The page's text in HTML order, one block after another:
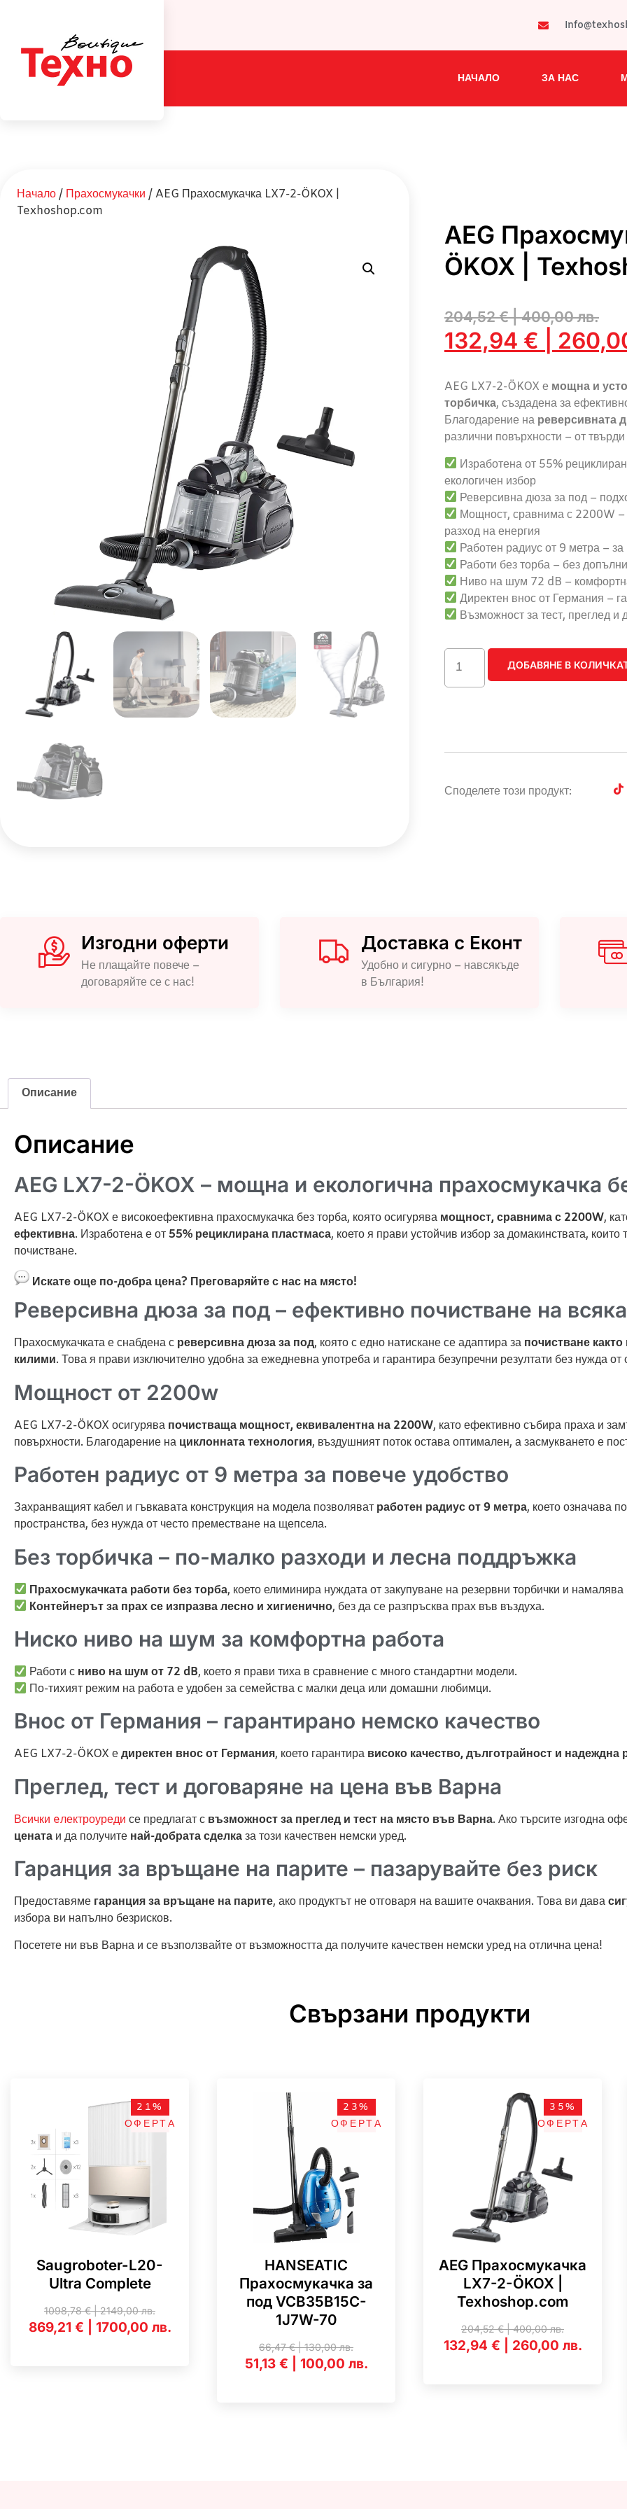
НАЧАЛО ЗА НАС
Начало/ Прахосмукачки / AEG Прахосмукачка LX7-2-ÖKOX |
Texhoshop.com
AEG
ÖKOX |
204,52€|400,00лв.
132,94 €
AEG LX7-2-ÖKOX е мощна и
торбичка, създадена за
Благодарение на реверсивната
различни повърхности – от
Изработена от 55%
екологичен избор
Реверсивна дюза за под –
Мощност, сравнима с 2200W –
разход на енергия
Работен радиус от 9 метра –
Работи без торба – без
Ниво на шум 72 dB –
Директен внос от Германия –
Възможност за тест, преглед
ДОБАВЯНЕ В
Споделете този продукт:
Изгодни оферти
Не плащайте повече –
договаряйте се с нас!
Доставка с Еконт
Удобно и сигурно – навсякъде
в България!
Описание
Описание
AEG LX7-2-ÖKOX – мощна и екологична прахосмукачка
AEG LX7-2-ÖKOX е високоефективна прахосмукачка без торба, която осигурява мощност, сравнима с 2200W,
ефективна. Изработена е от 55% рециклирана пластмаса, което я прави устойчив избор за домакинствата,
почистване.
Искате още по-добра цена? Преговаряйте с нас на място!
Реверсивна дюза за под – ефективно почистване на
Прахосмукачката е снабдена с реверсивна дюза за под, която с едно натискане се адаптира за почистване
килими. Това я прави изключително удобна за ежедневна употреба и гарантира безупречни резултати без нужда
Мощност от 2200w
AEG LX7-2-ÖKOX осигурява почистваща мощност, еквивалентна на 2200W, като ефективно събира праха и
повърхности. Благодарение на циклонната технология, въздушният поток остава оптимален, а засмукването е
Работен радиус от 9 метра за повече удобство
Захранващият кабел и гъвкавата конструкция на модела позволяват работен радиус от 9 метра, което означава
пространства, без нужда от често преместване на щепсела.
Без торбичка – по-малко разходи и лесна поддръжка
Прахосмукачката работи без торба, което елиминира нуждата от закупуване на резервни торбички и
Контейнерът за прах се изпразва лесно и хигиенично, без да се разпръсква прах във въздуха.
Ниско ниво на шум за комфортна работа
Работи с ниво на шум от 72 dB, което я прави тиха в сравнение с много стандартни модели.
По-тихият режим на работа е удобен за семейства с малки деца или домашни любимци.
Внос от Германия – гарантирано немско качество
AEG LX7-2-ÖKOX едиректен внос от Германия, което гарантира високо качество, дълготрайност и надеждна
Преглед, тест и договаряне на цена във Варна
Всички eлектроуреди се предлагат с възможност за преглед и тест на място във Варна. Ако търсите изгодна
цената и да получите най-добрата сделказа този качествен немски уред.
Гаранция за връщане на парите – пазарувайте без риск
Предоставяме гаранция за връщане на парите, ако продуктът не отговаря на вашите очаквания. Това ви дава
избора ви напълно безрисков.
Посетете ни във Варна и се възползвайте от възможността да получите качествен немски уред на отлична цена!
Свързани продукти
21%
ОФЕРТА
Saugroboter-L20-
Ultra Complete
1098,78€|2149,00лв.
869,21 € 1700,00 лв.
23%
ОФЕРТА
HANSEATIC
Прахосмукачка за
под VCB35B15C-
1J7W-70
66,47€|130,00лв.
51,13 € 100,00 лв.
35%
ОФЕРТА
AEG Прахосмукачка
LX7-2-ÖKOX |
Texhoshop.com
204,52€|400,00лв.
132,94 € 260,00 лв.